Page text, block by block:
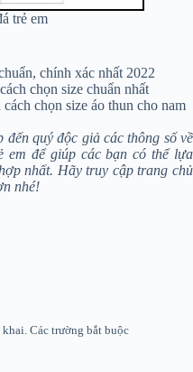
trẻ em
chính xác nhất 2022
chọn size chuẩn nhất
cách chọn size áo thun cho nam
quý độc giả các thông số về
em để giúp các bạn có thể lựa
nhất. Hãy truy cập trang chủ
nhé!
Các trường bắt buộc